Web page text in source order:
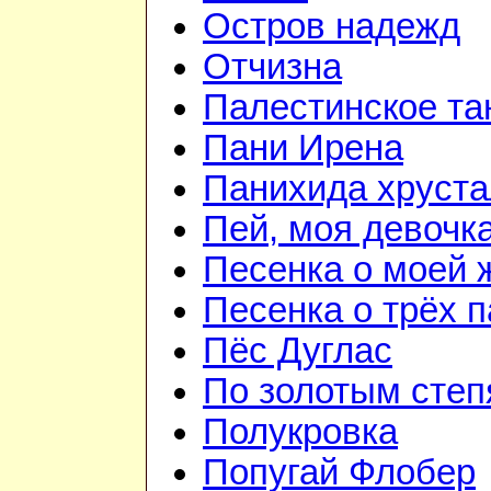
Остров надежд
Отчизна
Палестинское
Пани Ирена
Панихида
Пей, моя
Песенка о моей
Песенка о трёх
Пёс Дуглас
По золотым
Полукровка
Попугай Флобер